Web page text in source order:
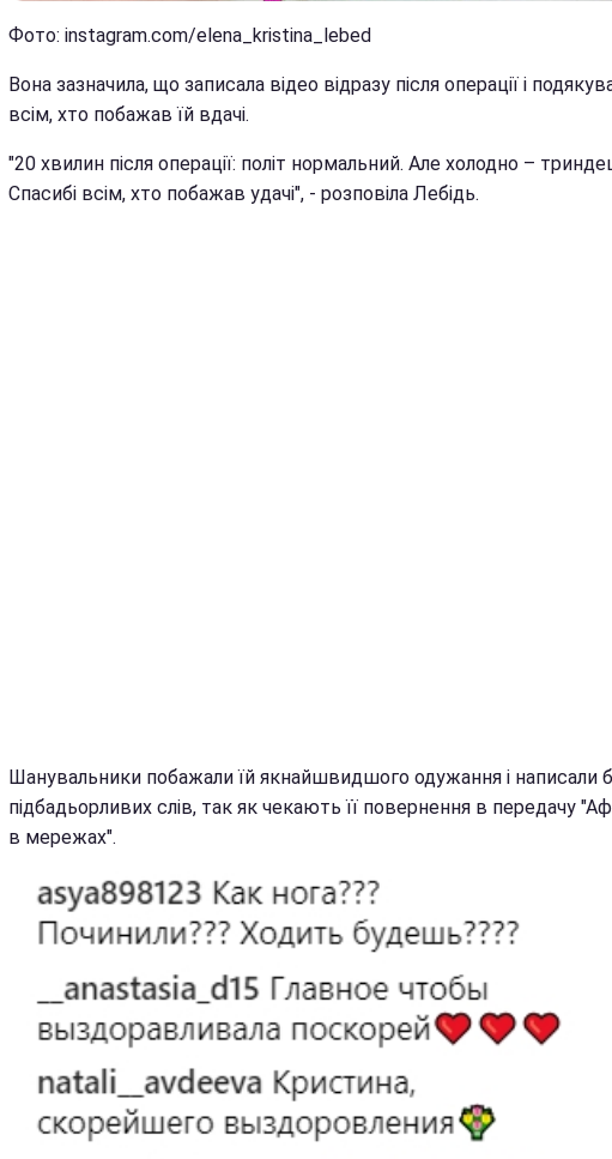
Фото: instagram.com/elena_kristina_lebed
Вона зазначила, що записала відео відразу після операції і
всім, хто побажав їй вдачі.
"20 хвилин після операції: політ нормальний. Але холодно –
Спасибі всім, хто побажав удачі", - розповіла Лебідь.
Шанувальники побажали їй якнайшвидшого одужання і написали
підбадьорливих слів, так як чекають її повернення в передачу
в мережах".